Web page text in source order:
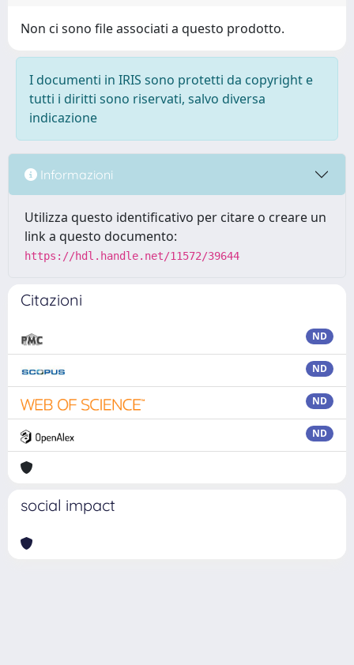
Non ci sono file associati a questo prodotto.
I documenti in IRIS sono protetti da copyright e
tutti i diritti sono riservati, salvo diversa
indicazione
Informazioni
Utilizza questo identificativo per citare o creare un
link a questo documento:
https://hdl.handle.net/11572/39644
Citazioni
ND
ND
ND
ND
social impact